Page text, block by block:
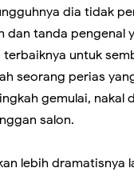
dia tidak
dan tanda pengenal
terbaiknya untuk
seorang perias
gemulai, nakal
salon.
lebih dramatisnya